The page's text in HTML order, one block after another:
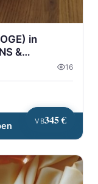
VB345 €
in
&
16